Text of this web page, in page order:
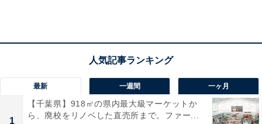
か、併設スーパーで販売している生鮮、総菜、弁当、農
産物、物産品、お酒、日配品は割引対象外
最新 一週間 一ヶ月
1
【千葉県】918㎡の県内最大級マーケットか
ら、廃校をリノベした直売所まで。ファー...